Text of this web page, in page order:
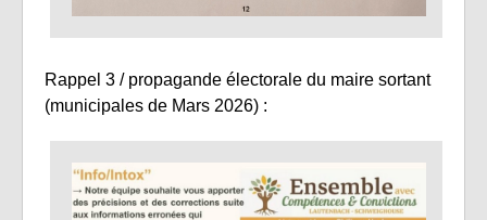
Rappel 3 / propagande électorale du maire sortant
(municipales de Mars 2026) :